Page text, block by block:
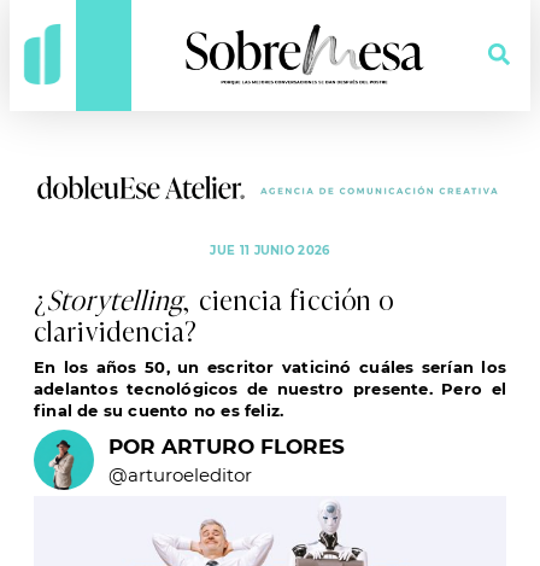
JUE 11 JUNIO 2026
¿Storytelling, ciencia ficción o
clarividencia?
En los años 50, un escritor vaticinó cuáles serían los
adelantos tecnológicos de nuestro presente. Pero el
final de su cuento no es feliz.
POR ARTURO FLORES
@arturoeleditor